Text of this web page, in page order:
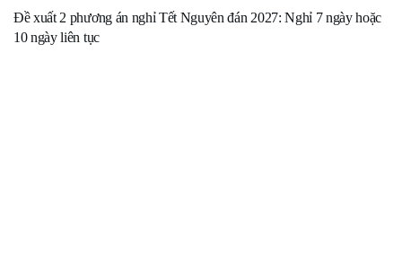
Đề xuất 2 phương án nghỉ Tết Nguyên đán 2027: Nghỉ 7 ngày hoặc
10 ngày liên tục